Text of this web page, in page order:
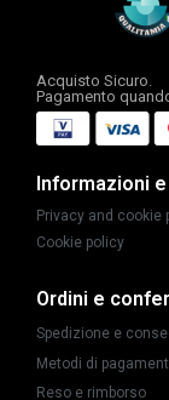
Acquisto Sicuro.
Pagamento
Informazioni
Privacy and cookie
Cookie policy
Ordini e
Spedizione e
Metodi di
Reso e rimborso